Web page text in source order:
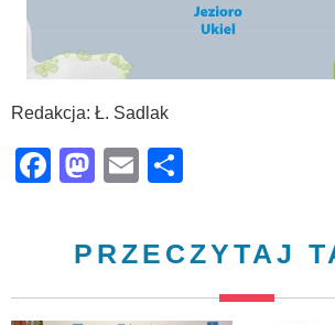
Redakcja: Ł. Sadlak
Facebook
Mastodon
Email
PRZECZYTAJ